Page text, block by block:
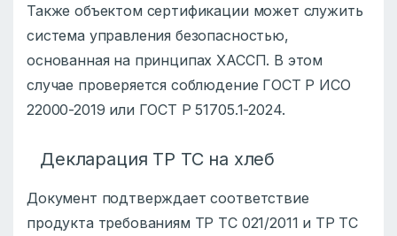
Также объектом сертификации может служить
система управления безопасностью,
основанная на принципах ХАССП. В этом
случае проверяется соблюдение ГОСТ Р ИСО
22000-2019 или ГОСТ Р 51705.1-2024.
Декларация ТР ТС на хлеб
Документ подтверждает соответствие
продукта требованиям ТР ТС 021/2011 и ТР ТС